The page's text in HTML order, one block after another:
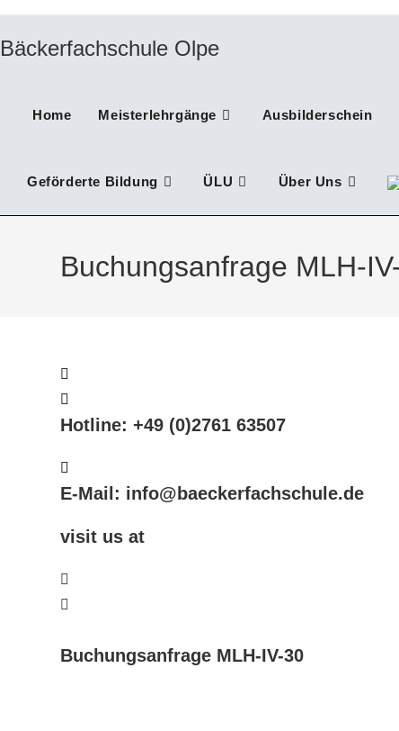
springen
Bäckerfachschule Olpe
Home Meisterlehrgänge Ausbilderschein
Geförderte Bildung ÜLU Über Uns
Buchungsanfrage MLH-
Hotline: +49 (0)2761 63507
E-Mail: info@baeckerfachschule.de
visit us at
Buchungsanfrage MLH-IV-30